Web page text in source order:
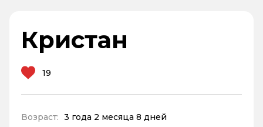
Кристан
19
Возраст: 3 года 2 месяца 8 дней